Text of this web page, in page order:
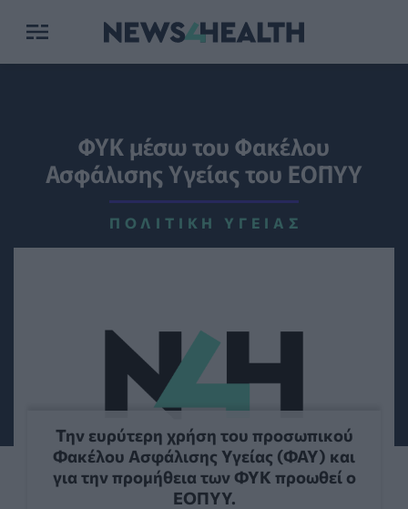
ΦΥΚ μέσω του Φακέλου
Ασφάλισης Υγείας του ΕΟΠΥΥ
ΠΟΛΙΤΙΚΉ ΥΓΕΊΑΣ
Την ευρύτερη χρήση του προσωπικού
Φακέλου Ασφάλισης Υγείας (ΦΑΥ) και
για την προμήθεια των ΦΥΚ προωθεί ο
ΕΟΠΥΥ.